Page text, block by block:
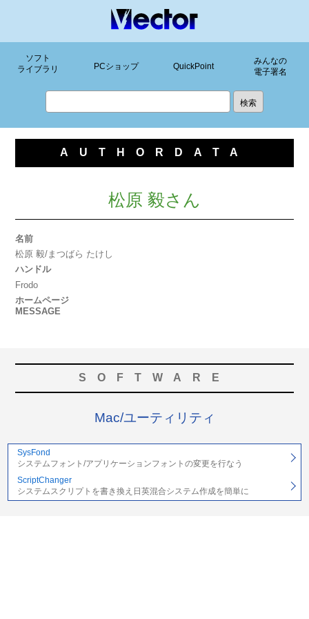
ソフト
ライブラリ
PCショップ QuickPoint
みんなの
電子署名
AUTHORDATA
松原 毅さん
名前
松原 毅/まつばら たけし
ハンドル
Frodo
ホームページ
MESSAGE
SOFTWARE
Mac/ユーティリティ
SysFond
システムフォント/アプリケーションフォントの変更を行なう
ScriptChanger
システムスクリプトを書き換え日英混合システム作成を簡単に